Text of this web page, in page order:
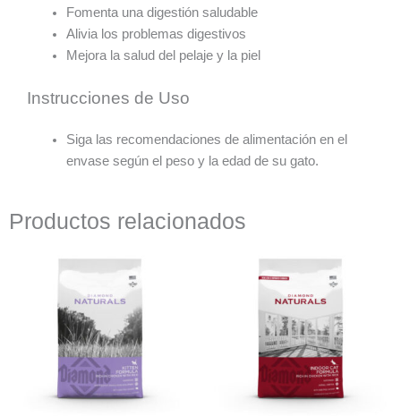
Fomenta una digestión saludable
Alivia los problemas digestivos
Mejora la salud del pelaje y la piel
Instrucciones de Uso
Siga las recomendaciones de alimentación en el
envase según el peso y la edad de su gato.
Productos relacionados
de
precios:
desde
$20.990
hasta
$37.990